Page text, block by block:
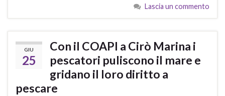
Lascia un commento
GIU
25
Con il COAPI a Cirò Marina i
pescatori puliscono il mare e
gridano il loro diritto a
pescare